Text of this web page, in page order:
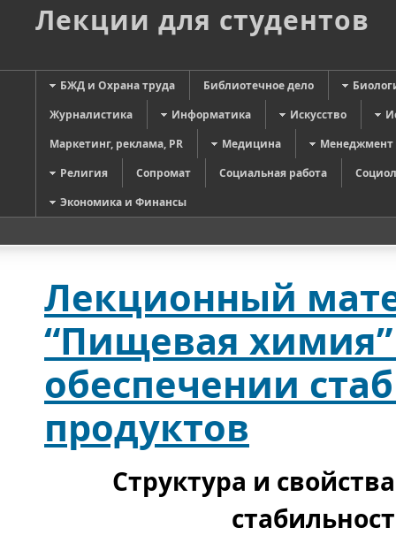
Лекции для студентов
БЖД и Охрана труда Библиотечное дело
Журналистика
Информатика Искусство
Маркетинг, реклама, PR
Медицина
Менеджмент
Религия
Сопромат Социальная работа
Экономика и Финансы
Лекционный
“Пищевая
обеспечении
продуктов
Структура и